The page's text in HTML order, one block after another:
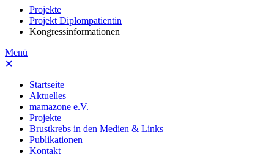
Projekte
Projekt Diplompatientin
Kongressinformationen
Menü
✕
Startseite
Aktuelles
mamazone e.V.
Projekte
Brustkrebs in den Medien & Links
Publikationen
Kontakt